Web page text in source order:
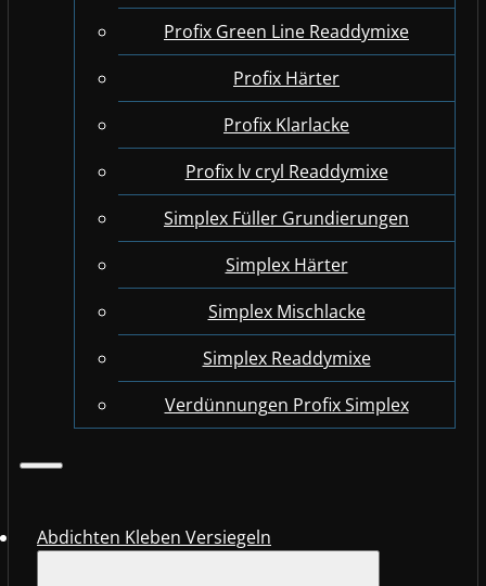
Profix Green Line Readdymixe
Profix Härter
Profix Klarlacke
Profix lv cryl Readdymixe
Simplex Füller Grundierungen
Simplex Härter
Simplex Mischlacke
Simplex Readdymixe
Verdünnungen Profix Simplex
Abdichten Kleben Versiegeln